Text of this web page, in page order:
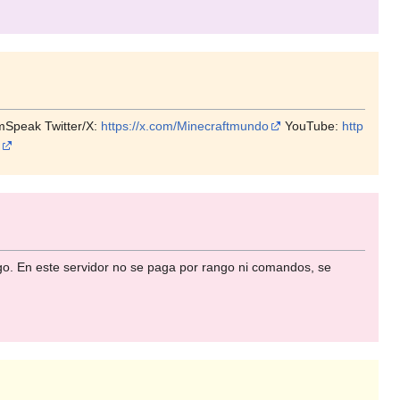
Twitter/X: https://x.com/Minecraftmundo YouTube: http
En este servidor no se paga por rango ni comandos, se